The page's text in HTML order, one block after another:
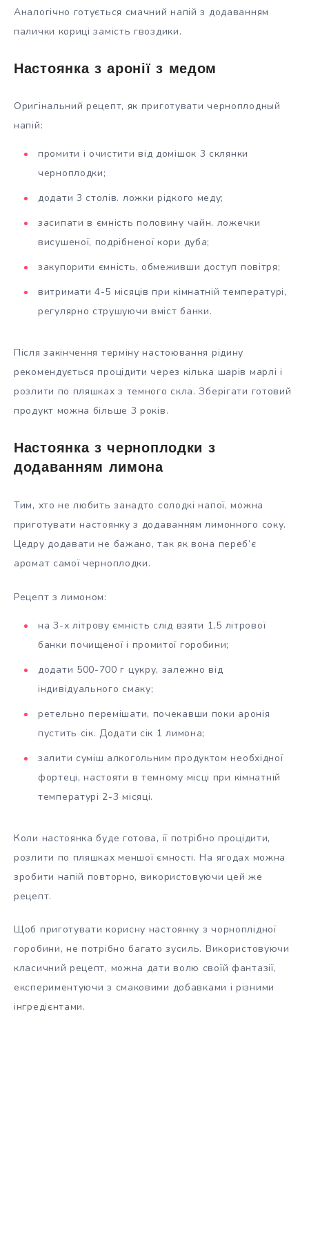
Аналогічно готується смачний напій з додаванням
палички кориці замість гвоздики.
Настоянка з аронії з медом
Оригінальний рецепт, як приготувати черноплодный
напій:
промити і очистити від домішок 3 склянки
черноплодки;
додати 3 столів. ложки рідкого меду;
засипати в ємність половину чайн. ложечки
висушеної, подрібненої кори дуба;
закупорити ємність, обмеживши доступ повітря;
витримати 4-5 місяців при кімнатній температурі,
регулярно струшуючи вміст банки.
Після закінчення терміну настоювання рідину
рекомендується процідити через кілька шарів марлі і
розлити по пляшках з темного скла. Зберігати готовий
продукт можна більше 3 років.
Настоянка з черноплодки з
додаванням лимона
Тим, хто не любить занадто солодкі напої, можна
приготувати настоянку з додаванням лимонного соку.
Цедру додавати не бажано, так як вона переб’є
аромат самої черноплодки.
Рецепт з лимоном:
на 3-х літрову ємність слід взяти 1,5 літрової
банки почищеної і промитої горобини;
додати 500-700 г цукру, залежно від
індивідуального смаку;
ретельно перемішати, почекавши поки аронія
пустить сік. Додати сік 1 лимона;
залити суміш алкогольним продуктом необхідної
фортеці, настояти в темному місці при кімнатній
температурі 2-3 місяці.
Коли настоянка буде готова, її потрібно процідити,
розлити по пляшках меншої ємності. На ягодах можна
зробити напій повторно, використовуючи цей же
рецепт.
Щоб приготувати корисну настоянку з чорноплідної
горобини, не потрібно багато зусиль. Використовуючи
класичний рецепт, можна дати волю своїй фантазії,
експериментуючи з смаковими добавками і різними
інгредієнтами.